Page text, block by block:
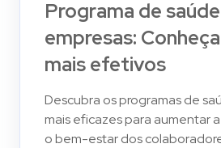
Programa de
empresas:
mais efetivos
Descubra os programas de
mais eficazes para aumentar
o bem-estar dos